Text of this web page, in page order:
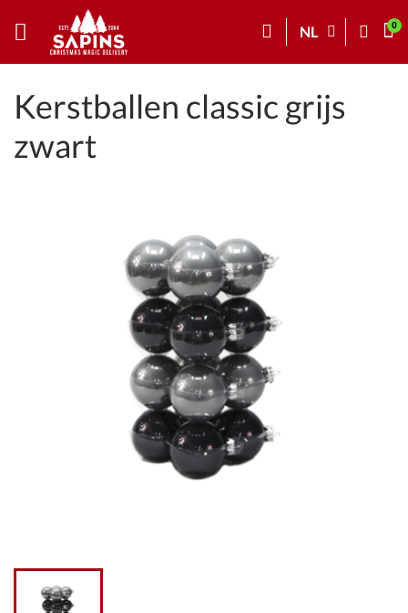
NL
Kerstballen classic grijs
zwart